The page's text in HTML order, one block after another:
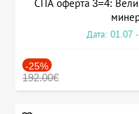
СПА оферта 3=4:
Дата: 01.07
-25%
192.00€